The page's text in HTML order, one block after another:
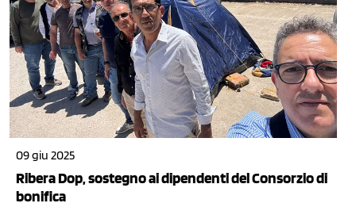
09 giu 2025
Ribera Dop, sostegno ai dipendenti del Consorzio di
bonifica